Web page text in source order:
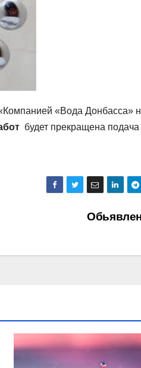
«Вода Донбасса»
будет прекращена подача